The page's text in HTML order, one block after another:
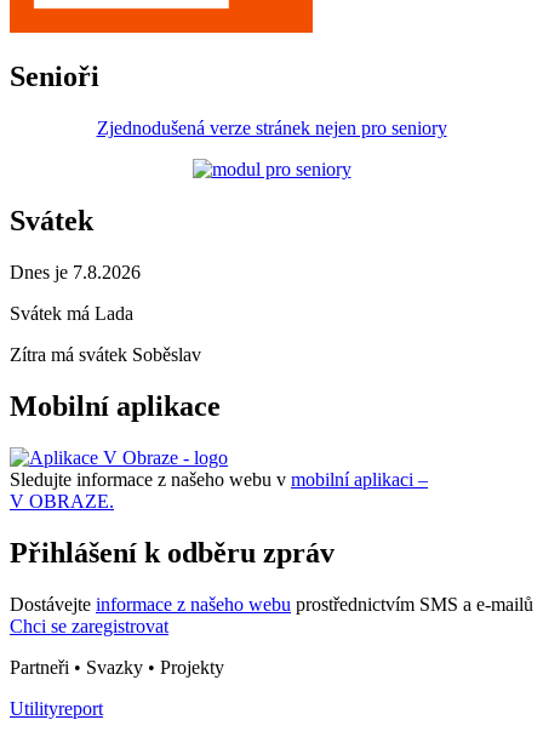
Senioři
Zjednodušená verze stránek nejen pro seniory
Svátek
Dnes je 7.8.2026
Svátek má Lada
Zítra má svátek Soběslav
Mobilní aplikace
Sledujte informace z našeho webu v mobilní aplikaci –
V OBRAZE.
Přihlášení k odběru zpráv
Dostávejte informace z našeho webu prostřednictvím SMS a e-mailů
Chci se zaregistrovat
Partneři • Svazky • Projekty
Utilityreport